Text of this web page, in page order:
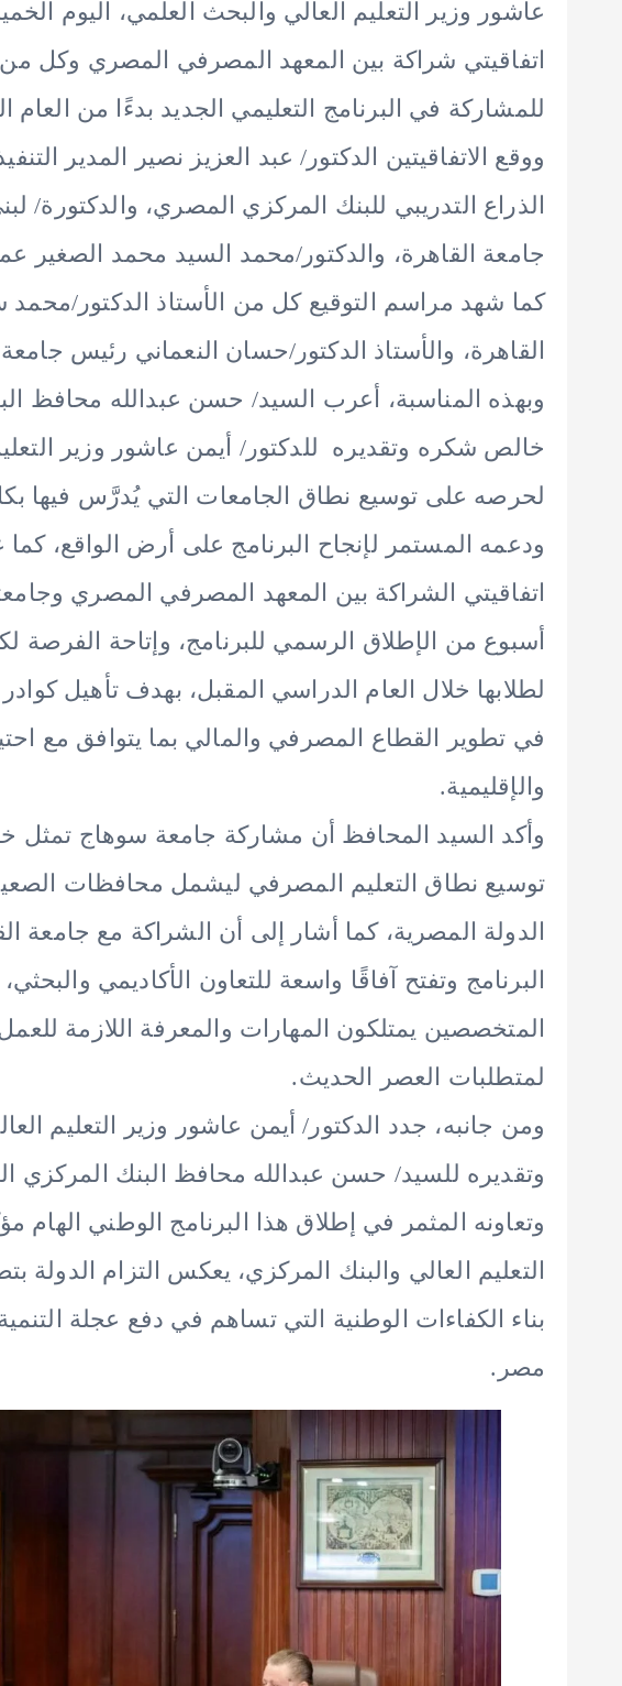
عاشور وزير التعليم العالي والبحث العلمي، اليوم
اتفاقيتي شراكة بين المعهد المصرفي المصري وكل
للمشاركة في البرنامج التعليمي الجديد بدءًا من العام الدراسي
ووقع الاتفاقيتين الدكتور/ عبد العزيز نصير المدير
الذراع التدريبي للبنك المركزي المصري، والدكتورة/
جامعة القاهرة، والدكتور/محمد السيد محمد الصغير
كما شهد مراسم التوقيع كل من الأستاذ الدكتور/
القاهرة، والأستاذ الدكتور/حسان النعماني رئيس
وبهذه المناسبة، أعرب السيد/ حسن عبدالله محافظ
خالص شكره وتقديره للدكتور/ أيمن عاشور وزير
لحرصه على توسيع نطاق الجامعات التي يُدرَّس فيها
ودعمه المستمر لإنجاح البرنامج على أرض الواقع، كما
اتفاقيتي الشراكة بين المعهد المصرفي المصري
أسبوع من الإطلاق الرسمي للبرنامج، وإتاحة الفرصة
لطلابها خلال العام الدراسي المقبل، بهدف تأهيل
في تطوير القطاع المصرفي والمالي بما يتوافق مع
والإقليمية.
وأكد السيد المحافظ أن مشاركة جامعة سوهاج تمثل
توسيع نطاق التعليم المصرفي ليشمل محافظات
الدولة المصرية، كما أشار إلى أن الشراكة مع جامعة
البرنامج وتفتح آفاقًا واسعة للتعاون الأكاديمي
المتخصصين يمتلكون المهارات والمعرفة اللازمة
لمتطلبات العصر الحديث.
ومن جانبه، جدد الدكتور/ أيمن عاشور وزير التعليم
وتقديره للسيد/ حسن عبدالله محافظ البنك المركزي
وتعاونه المثمر في إطلاق هذا البرنامج الوطني الهام
التعليم العالي والبنك المركزي، يعكس التزام الدولة
بناء الكفاءات الوطنية التي تساهم في دفع عجلة
مصر.